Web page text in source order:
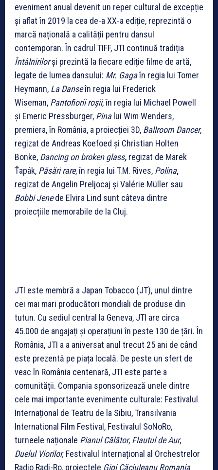
eveniment anual devenit un reper cultural de excepție
și aflat în 2019 la cea de-a XX-a ediție, reprezintă o
marcă națională a calității pentru dansul
contemporan. În cadrul TIFF, JTI continuă tradiția
Întâlnirilorși prezintă la fiecare ediție filme de artă,
legate de lumea dansului: Mr. Gagaîn regia lui Tomer
Heymann, La Danseîn regia lui Frederick
Wiseman, Pantofiorii roșii, în regia lui Michael Powell
și Emeric Pressburger, Pinalui Wim Wenders,
premiera, în România, a proiecției 3D, Ballroom Dancer,
regizat de Andreas Koefoed și Christian Holten
Bonke, Dancing on broken glass, regizat de Marek
Ťapák, Păsări rare, în regia lui T.M. Rives, Polina,
regizat de Angelin Preljocaj și Valérie Müller sau
Bobbi Jenede Elvira Lind sunt câteva dintre
proiecțiile memorabile de la Cluj.
JTI este membră a Japan Tobacco (JT), unul dintre
cei mai mari producători mondiali de produse din
tutun. Cu sediul central la Geneva, JTI are circa
45.000 de angajați și operațiuni în peste 130 de țări. În
România, JTI a a aniversat anul trecut 25 ani de când
este prezentă pe piața locală. De peste un sfert de
veac în România centenară, JTI este parte a
comunității. Compania sponsorizează unele dintre
cele mai importante evenimente culturale: Festivalul
Internațional de Teatru de la Sibiu, Transilvania
International Film Festival, Festivalul SoNoRo,
turneele naționale Pianul Călător, Flautul de Aur,
Duelul Viorilor, Festivalul Internațional al Orchestrelor
Radio Radi-Ro, proiectele Gigi Căciuleanu Romania